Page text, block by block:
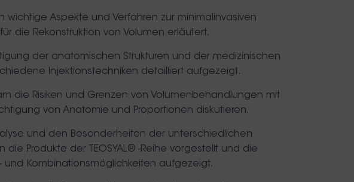
wichtige Aspekte und Verfahren zur minimalinvasiven
die Rekonstruktion von Volumen erläutert.
der anatomischen Strukturen und der medizinischen
Injektionstechniken detailliert aufgezeigt.
die Risiken und Grenzen von Volumenbehandlungen mit
von Anatomie und Proportionen diskutieren.
und den Besonderheiten der unterschiedlichen
die Produkte der TEOSYAL® -Reihe vorgestellt und die
und Kombinationsmöglichkeiten aufgezeigt.